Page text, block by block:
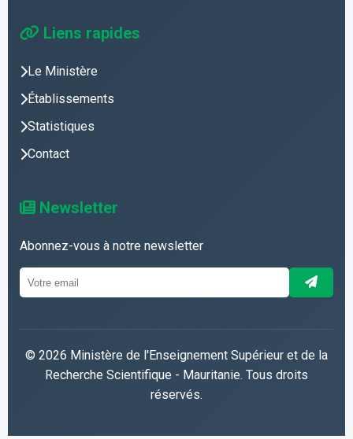
Liens rapides
Le Ministère
Établissements
Statistiques
Contact
Newsletter
Abonnez-vous à notre newsletter
© 2026 Ministère de l'Enseignement Supérieur et de la
Recherche Scientifique - Mauritanie. Tous droits
réservés.